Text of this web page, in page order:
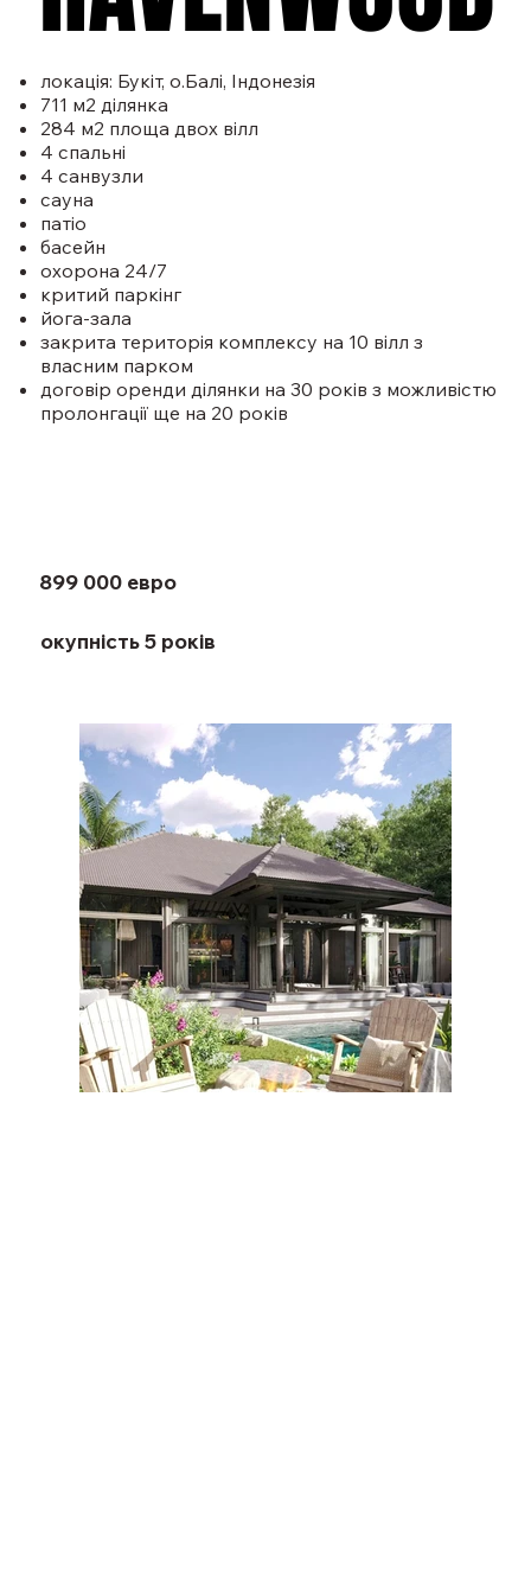
локація: Букіт, о.Балі, Індонезія
711 м2 ділянка
284 м2 площа двох вілл
4 спальні
4 санвузли
сауна
патіо
басейн
охорона 24/7
критий паркінг
йога-зала
закрита територія комплексу на 10 вілл з
власним парком
договір оренди ділянки на 30 років з можливістю
пролонгації ще на 20 років
899 000 евро
окупність 5 років